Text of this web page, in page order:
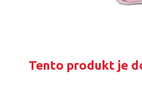
Tento produkt je